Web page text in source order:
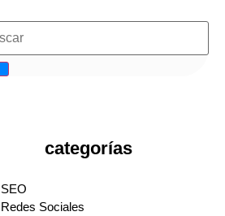
categorías
SEO
Redes Sociales